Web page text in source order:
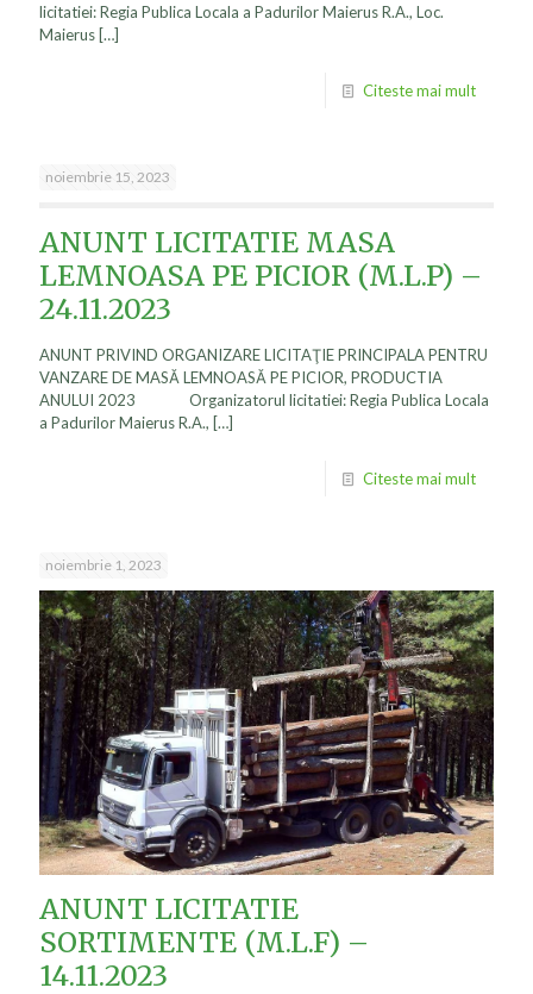
licitatiei: Regia Publica Locala a Padurilor Maierus R.A., Loc.
Maierus […]
Citeste mai mult
noiembrie 15, 2023
ANUNT LICITATIE MASA
LEMNOASA PE PICIOR (M.L.P) –
24.11.2023
ANUNT PRIVIND ORGANIZARE LICITAŢIE PRINCIPALA PENTRU
VANZARE DE MASĂ LEMNOASĂ PE PICIOR, PRODUCTIA
ANULUI 2023 Organizatorul licitatiei: Regia Publica Locala
a Padurilor Maierus R.A., […]
Citeste mai mult
noiembrie 1, 2023
ANUNT LICITATIE
SORTIMENTE (M.L.F) –
14.11.2023